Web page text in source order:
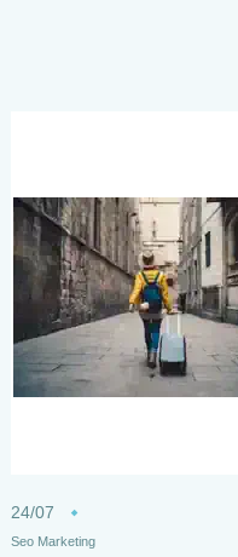
24/07
Seo Marketing